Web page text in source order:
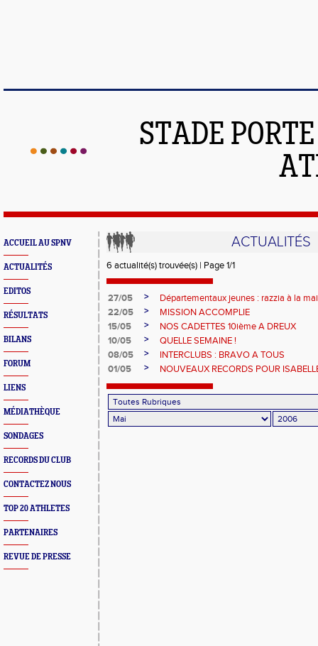
STADE
ACCUEIL AU SPNV
ACTUALITÉS
EDITOS
RÉSULTATS
BILANS
FORUM
LIENS
MÉDIATHÈQUE
SONDAGES
RECORDS DU CLUB
CONTACTEZ NOUS
TOP 20 ATHLETES
PARTENAIRES
REVUE DE PRESSE
ACTUALITÉS
6 actualité(s) trouvée(s) | Page 1/1
27/05 >
Départementaux jeunes : razzia à la
22/05
>
MISSION ACCOMPLIE
15/05
>
NOS CADETTES 10ième A DREUX
10/05
>
QUELLE SEMAINE !
08/05
>
INTERCLUBS : BRAVO A TOUS
01/05
> NOUVEAUX RECORDS POUR